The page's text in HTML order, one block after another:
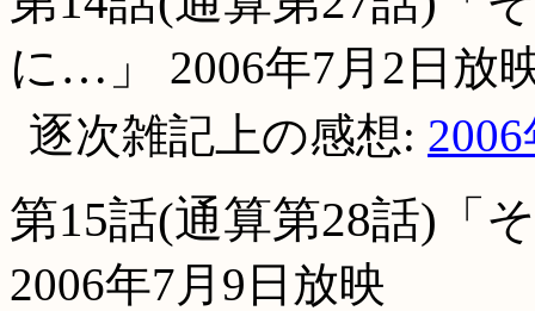
に…」
2006年7月2日放
逐次雑記上の感想:
第15話(通算第28話)「
2006年7月9日放映